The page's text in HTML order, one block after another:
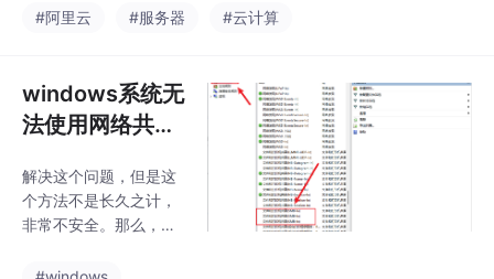
杂，不用该密钥。上打
软件的话，先点击NO。
设备A和设备B都已经安
#阿里云
#服务器 #云计算
windows系统无
法使用网络共享
墙入站规则解决
解决这个问题，但是这
个方法不是长久之计，
非常不安全。那么，有
吗？此时我们再运行访